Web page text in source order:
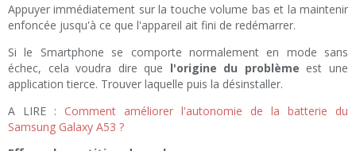
Appuyer immédiatement sur la touche volume bas et la maintenir
enfoncée jusqu'à ce que l'appareil ait fini de redémarrer.
Si le Smartphone se comporte normalement en mode sans
échec, cela voudra dire que l'origine du problème est une
application tierce. Trouver laquelle puis la désinstaller.
A LIRE : Comment améliorer l'autonomie de la batterie du
Samsung Galaxy A53 ?